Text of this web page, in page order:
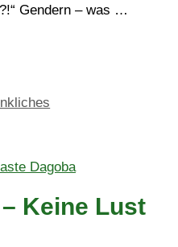
Gendern – was …
Keine Lust